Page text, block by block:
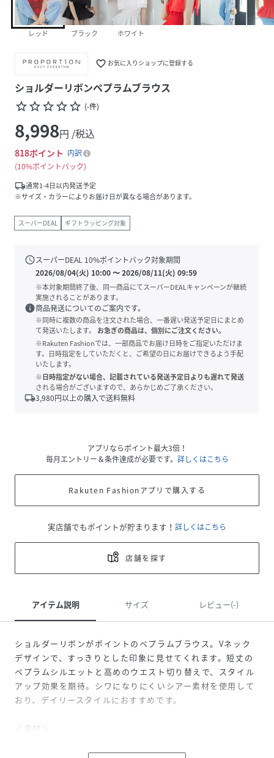
レッド ブラック ホワイト
favorite_border お気に入りショップに登録する
ショルダーリボンペプラムブラウス
star_borderstar_borderstar_borderstar_borderstar_border (-件)
8,998円 /税込
818ポイント 内訳
10%ポイントバック
local_shipping通常1-4日以内発送予定
※サイズ・カラーによりお届け日が異なる場合があります。
スーパーDEAL ギフトラッピング対象
scheduleスーパーDEAL 10%ポイントバック対象期間
2026/08/04(火) 10:00〜2026/08/11(火) 09:59
※本対象期間終了後、同一商品にてスーパーDEALキャンペーンが継続
実施されることがあります。
info商品発送についてのご案内です。
※同時に複数の商品を注文された場合、一番遅い発送予定日にまとめ
て発送いたします。
お急ぎの商品は、個別にご注文ください。
※Rakuten Fashionでは、一部商品でお届け日時をご指定いただけま
す。日時指定をしていただくと、ご希望の日にお届けできるよう手配
いたします。
※日時指定がない場合、記載されている発送予定日よりも遅れて発送
される場合がございますので、あらかじめご了承ください。
local_shipping3,980円以上の購入で送料無料
アプリならポイント最大3倍！
毎月エントリー＆条件達成が必要です。 詳しくはこちら
Rakuten Fashionアプリで購入する
実店舗でもポイントが貯まります！ 詳しくはこちら
店舗を探す
アイテム説明 サイズ レビュー(-)
ショルダーリボンがポイントのペプラムブラウス。Vネック
デザインで、すっきりとした印象に見せてくれます。短丈の
ペプラムシルエットと高めのウエスト切り替えで、スタイル
アップ効果を期待。シワになりにくいシアー素材を使用して
おり、デイリースタイルにおすすめです。
＜素材＞